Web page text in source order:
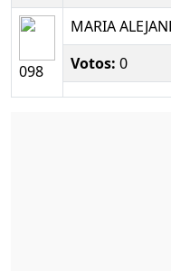
098
MARIA
Votos: 0